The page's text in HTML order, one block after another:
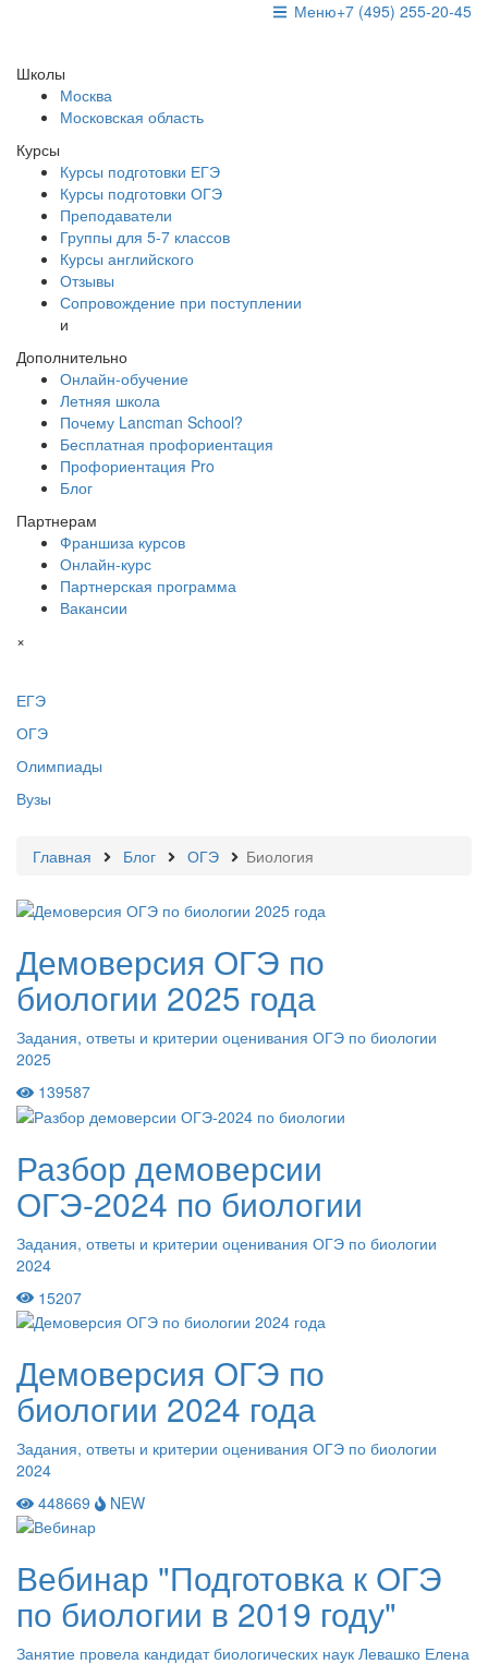
+7 (495) 255-20-45
Меню
Школы
Москва
Московская область
Курсы
Курсы подготовки ЕГЭ
Курсы подготовки ОГЭ
Преподаватели
Группы для 5-7 классов
Курсы английского
Отзывы
Сопровождение при поступлении
и
Дополнительно
Онлайн-обучение
Летняя школа
Почему Lancman School?
Бесплатная профориентация
Профориентация Pro
Блог
Партнерам
Франшиза курсов
Онлайн-курс
Партнерская программа
Вакансии
×
ЕГЭ
ОГЭ
Олимпиады
Вузы
Главная Блог ОГЭ Биология
Демоверсия ОГЭ по
биологии 2025 года
Задания, ответы и критерии оценивания ОГЭ по биологии
2025
139587
Разбор демоверсии
ОГЭ-2024 по биологии
Задания, ответы и критерии оценивания ОГЭ по биологии
2024
15207
Демоверсия ОГЭ по
биологии 2024 года
Задания, ответы и критерии оценивания ОГЭ по биологии
2024
448669
NEW
Вебинар "Подготовка к ОГЭ
по биологии в 2019 году"
Занятие провела кандидат биологических наук Левашко Елена